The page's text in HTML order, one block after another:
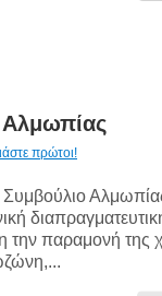
πρώτοι!
την παραμονή της